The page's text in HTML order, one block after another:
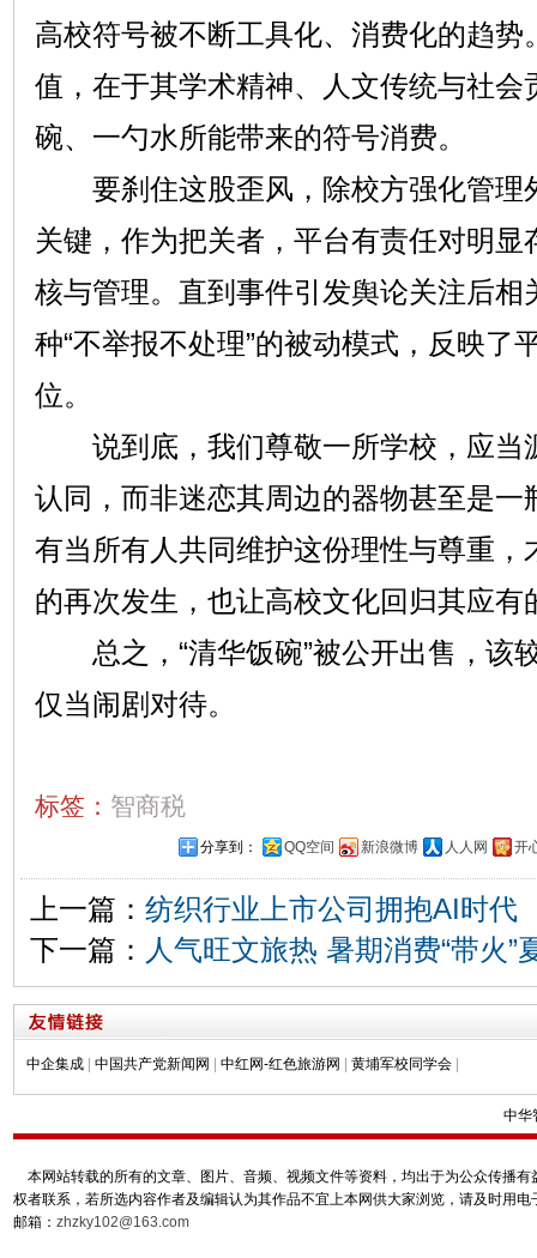
高校符号被不断工具化、消费化的趋势
值，在于其学术精神、人文传统与社会
碗、一勺水所能带来的符号消费。
要刹住这股歪风，除校方强化管理
关键，作为把关者，平台有责任对明显
核与管理。直到事件引发舆论关注后相
种“不举报不处理”的被动模式，反映了
位。
说到底，我们尊敬一所学校，应当
认同，而非迷恋其周边的器物甚至是一
有当所有人共同维护这份理性与尊重，
的再次发生，也让高校文化回归其应有
总之，“清华饭碗”被公开出售，该
仅当闹剧对待。
标签： 智商税
分享到： QQ空间 新浪微博 人人网 开
上一篇： 纺织行业上市公司拥抱AI时代
下一篇： 人气旺文旅热 暑期消费“带火”
中企集成 中国共产党新闻网 中红网-红色旅游网 黄埔军校同学会
中华
本网站转载的所有的文章、图片、音频、视频文件等资料，均出于为公众传播
权者联系，若所选内容作者及编辑认为其作品不宜上本网供大家浏览，请及时用
邮箱： zhzky102@163.com